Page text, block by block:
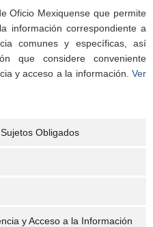
Oficio Mexiquense que permite
información correspondiente a
comunes y específicas, así
que considere conveniente
y acceso a la información. Ver
Obligados
y Acceso a la Información